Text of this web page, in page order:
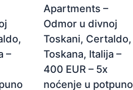
–
Apartments –
Odmor u divnoj
Toskani, Certaldo,
Toskana, Italija –
400 EUR – 5x
noćenje u potpuno